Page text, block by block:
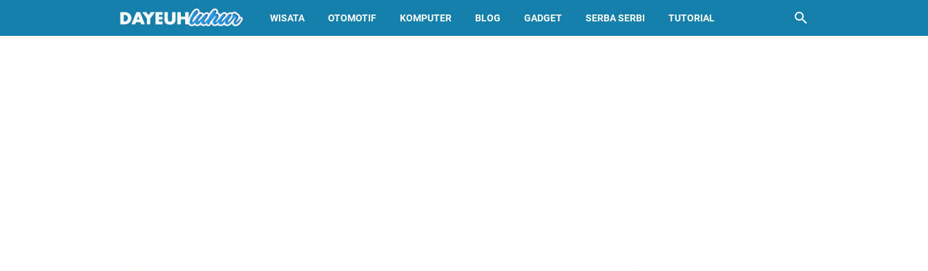
WISATA OTOMOTIF KOMPUTER BLOG GADGET SERBA SERBI TUTORIAL